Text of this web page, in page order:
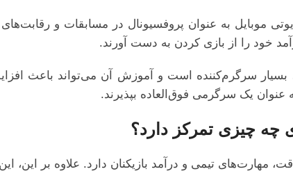
موبایل به عنوان پروفسیونال در مسابقات و
خود را از بازی کردن به دست آورند.
سرگرم‌کننده است و آموزش آن می‌تواند باعث
عنوان یک سرگرمی فوق‌العاده بپذیرند.
چه چیزی تمرکز دارد؟
مهارت‌های تیمی و درآمد بازیکنان دارد. علاوه بر